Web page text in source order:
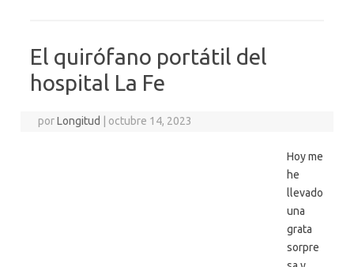
El quirófano portátil del
hospital La Fe
porLongitud octubre 14, 2023
Hoy me
he
llevado
una
grata
sorpre